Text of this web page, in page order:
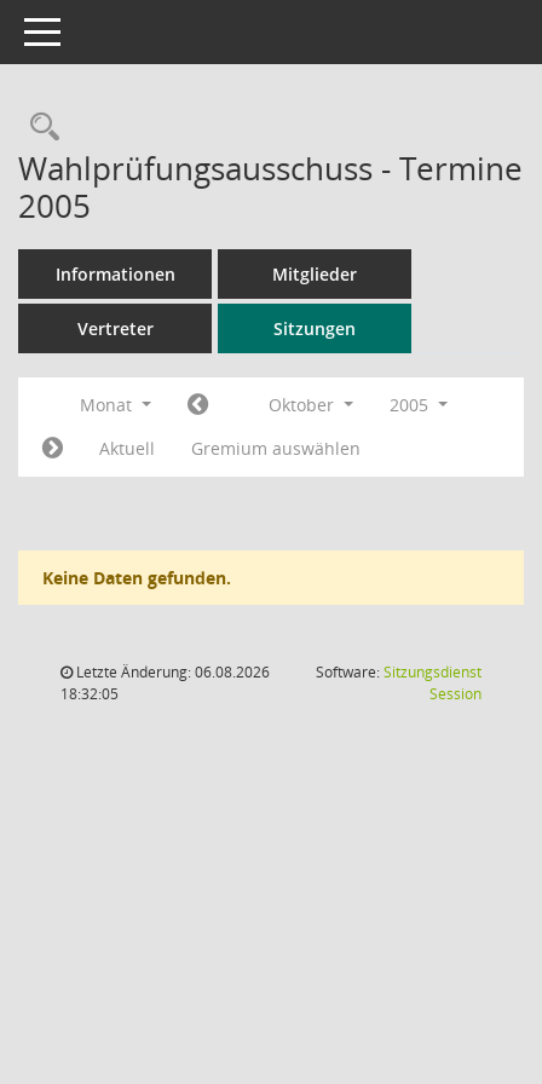
Toggle navigation
Rechercheauswahl
Wahlprüfungsausschuss - Termine
2005
Informationen Mitglieder
Vertreter Sitzungen
Monat Oktober
2005
Aktuell
Gremium auswählen
Keine Daten gefunden.
Letzte Änderung: 06.08.2026
18:32:05
Software:Sitzungsdienst
Session(Wird in